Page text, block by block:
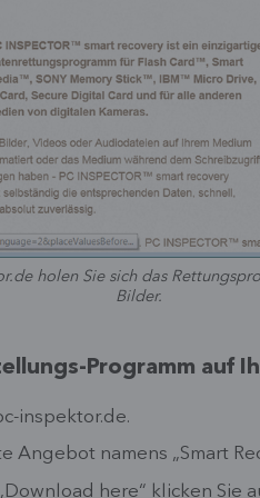
holen Sie sich das
Bilder.
Programm auf
inspektor.de.
Angebot namens „Smart
here“ klicken Sie